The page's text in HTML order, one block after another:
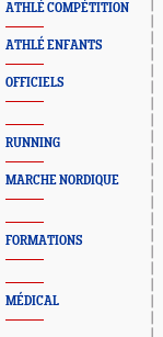
ATHLÉ COMPÉTITION
ATHLÉ ENFANTS
OFFICIELS
RUNNING
MARCHE NORDIQUE
FORMATIONS
MÉDICAL